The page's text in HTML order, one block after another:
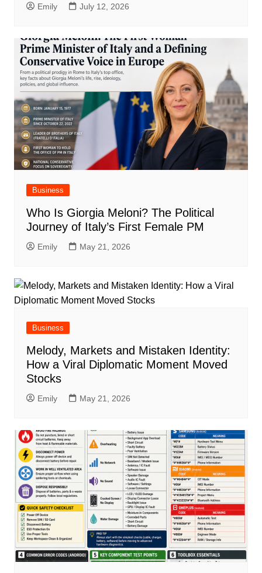
Emily July 12, 2026
Business
Who Is Giorgia Meloni? The Political
Journey of Italy’s First Female PM
Emily May 21, 2026
Business
Melody, Markets and Mistaken Identity:
How a Viral Diplomatic Moment Moved
Stocks
Emily May 21, 2026